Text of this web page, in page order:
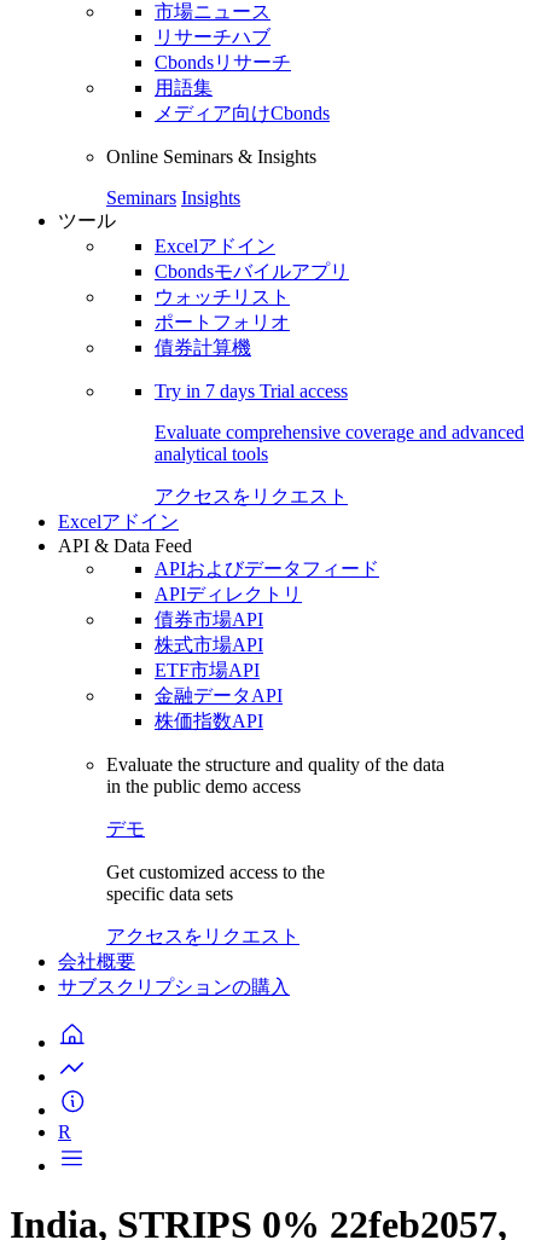
市場ニュース
リサーチハブ
Cbondsリサーチ
用語集
メディア向けCbonds
Online Seminars & Insights
Seminars Insights
ツール
Excelアドイン
Cbondsモバイルアプリ
ウォッチリスト
ポートフォリオ
債券計算機
Try in 7 days Trial access
Evaluate comprehensive coverage and advanced
analytical tools
アクセスをリクエスト
Excelアドイン
API & Data Feed
APIおよびデータフィード
APIディレクトリ
債券市場API
株式市場API
ETF市場API
金融データAPI
株価指数API
Evaluate the structure and quality of the data
in the public demo access
デモ
Get customized access to the
specific data sets
アクセスをリクエスト
会社概要
サブスクリプションの購入
R
India, STRIPS 0% 22feb2057,